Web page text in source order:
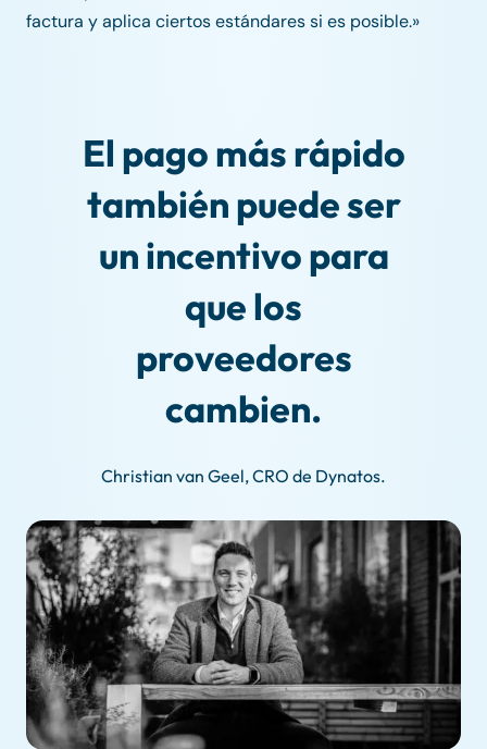
factura y aplica ciertos estándares si es posible.»
El pago más rápido
también puede ser
un incentivo para
que los
proveedores
cambien.
Christian van Geel, CRO de Dynatos.